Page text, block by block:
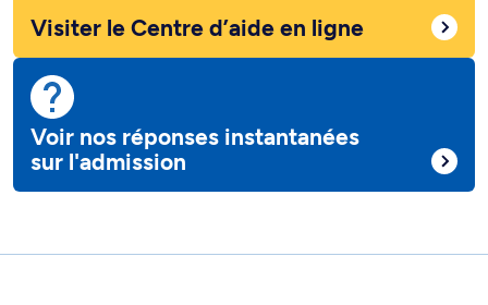
Visiter le Centre d’aide en ligne
Voir nos réponses instantanées
sur l'admission